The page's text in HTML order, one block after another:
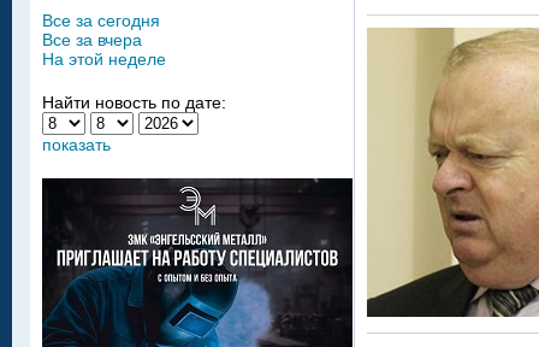
Все за сегодня
Все за вчера
На этой неделе
Найти новость по дате:
показать